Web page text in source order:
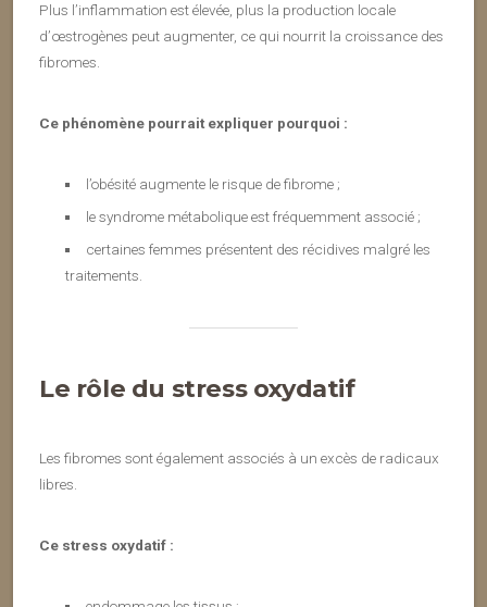
Plus l’inflammation est élevée, plus la production locale
d’œstrogènes peut augmenter, ce qui nourrit la croissance des
fibromes.
Ce phénomène pourrait expliquer pourquoi :
l’obésité augmente le risque de fibrome ;
le syndrome métabolique est fréquemment associé ;
certaines femmes présentent des récidives malgré les
traitements.
Le rôle du stress oxydatif
Les fibromes sont également associés à un excès de radicaux
libres.
Ce stress oxydatif :